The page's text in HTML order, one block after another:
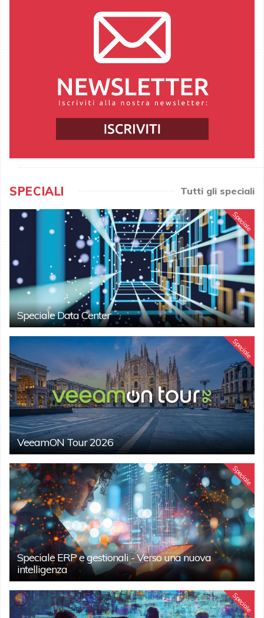
SPECIALI Tutti gli speciali
Speciale
Speciale Data Center
Speciale
VeeamON Tour 2026
Speciale
Speciale ERP e gestionali - Verso una nuova
intelligenza
Speciale